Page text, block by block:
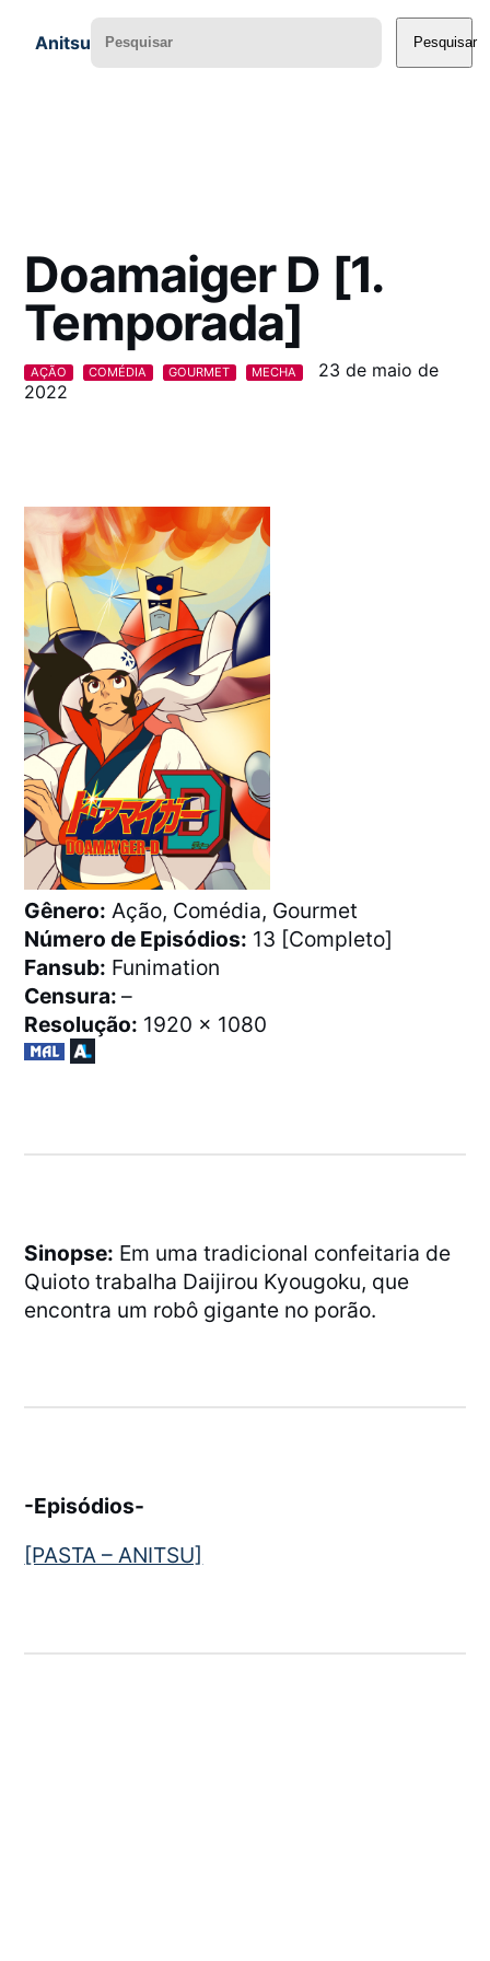
Anitsu Pesquisar
Doamaiger D [1.
Temporada]
AÇÃO COMÉDIA GOURMET MECHA
23 de maio de
2022
Gênero: Ação, Comédia, Gourmet
Número de Episódios: 13 [Completo]
Fansub: Funimation
Censura:–
Resolução: 1920 x 1080
Sinopse: Em uma tradicional confeitaria de
Quioto trabalha Daijirou Kyougoku, que
encontra um robô gigante no porão.
-Episódios-
[PASTA – ANITSU]